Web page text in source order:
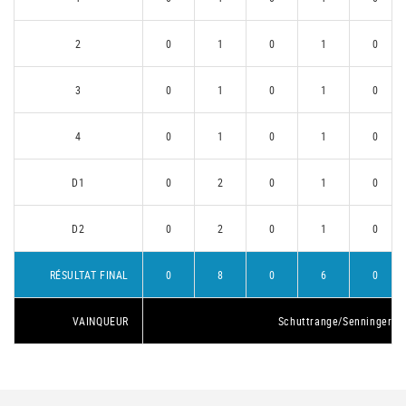
2 0 1 0 1 0
3 0 1 0 1 0
4 0 1 0 1 0
D1 0 2 0 1 0
D2 0 2 0 1 0
RÉSULTAT FINAL 0 8 0 6 0
VAINQUEUR Schuttrange/